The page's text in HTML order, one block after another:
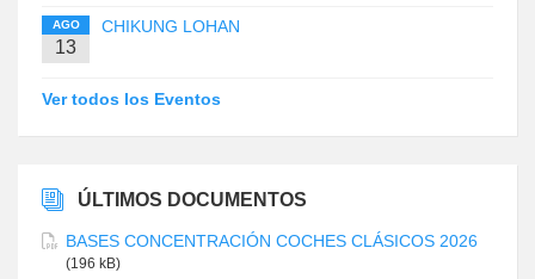
AGO
13
CHIKUNG LOHAN
Ver todos los Eventos
ÚLTIMOS DOCUMENTOS
BASES CONCENTRACIÓN COCHES CLÁSICOS 2026
(196 kB)